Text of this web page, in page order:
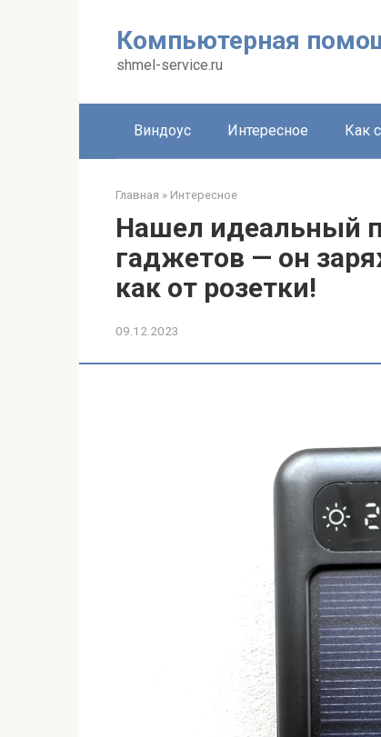
Компьютерная
shmel-service.ru
Виндоус Интересное Как
Главная » Интересное
Нашел идеальный
гаджетов — он
как от розетки!
09.12.2023